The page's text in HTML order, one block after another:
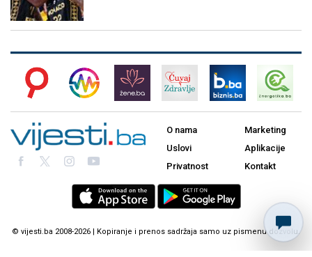
O nama
Uslovi
Privatnost
Marketing
Aplikacije
Kontakt
© vijesti.ba 2008-2026 | Kopiranje i prenos sadržaja samo uz pismenu dozvolu.